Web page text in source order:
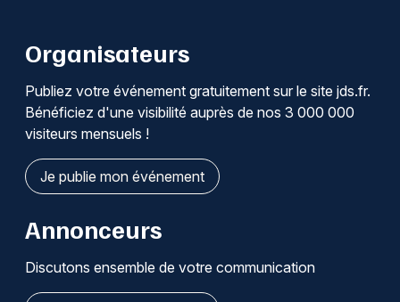
Organisateurs
Publiez votre événement gratuitement sur le site jds.fr.
Bénéficiez d'une visibilité auprès de nos 3 000 000
visiteurs mensuels !
Je publie mon événement
Annonceurs
Discutons ensemble de votre communication